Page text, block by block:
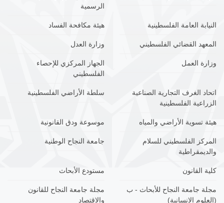
الرسمية
النيابة العامة الفلسطينية هيئة مكافحة الفساد
المعهد القضائي الفلسطيني وزارة العدل
وزارة العمل
الجهاز المركزي للإحصاء
الفلسطيني
اتحاد الغرف التجارية الصناعية
الزراعية الفلسطينية
سلطة الأراضي الفلسطينية
هيئة تسوية الأراضي والمياه موسوعة ودق القانونية
المركز الفلسطيني للسلام
والديمقراطية
جامعة النجاح الوطنية
كلية القانون مستودع الأبحاث
مجلة جامعة النجاح للأبحاث - ب
(العلوم الإنسانية)
مجلة جامعة النجاح للقانون
والاقتصاد